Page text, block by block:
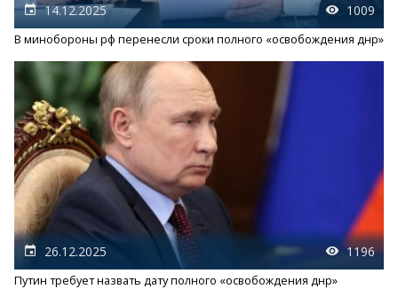
14.12.2025 1009
В минобороны рф перенесли сроки полного «освобождения днр»
26.12.2025 1196
Путин требует назвать дату полного «освобождения днр»